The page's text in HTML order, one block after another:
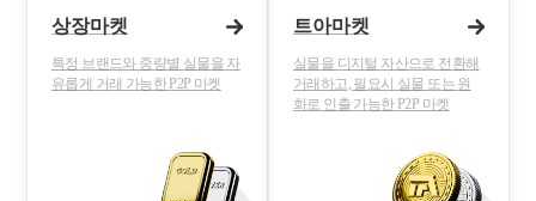
상장마켓
특정 브랜드와 중량별 실물을 자
유롭게 거래 가능한 P2P 마켓
트아마켓
실물을 디지털 자산으로 전환해
거래하고, 필요시 실물 또는 원
화로 인출 가능한 P2P 마켓